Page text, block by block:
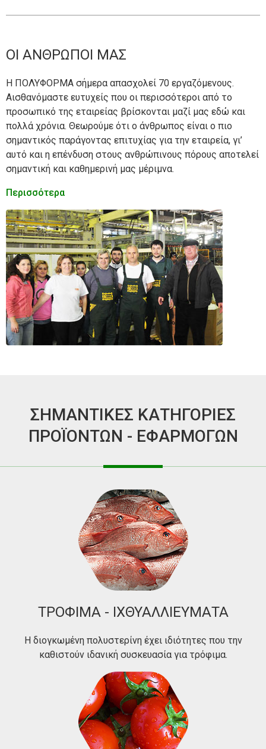
ΟΙ ΑΝΘΡΩΠΟΙ ΜΑΣ
Η ΠΟΛΥΦΟΡΜΑ σήμερα απασχολεί 70 εργαζόμενους.
Αισθανόμαστε ευτυχείς που οι περισσότεροι από το
προσωπικό της εταιρείας βρίσκονται μαζί μας εδώ και
πολλά χρόνια. Θεωρούμε ότι ο άνθρωπος είναι ο πιο
σημαντικός παράγοντας επιτυχίας για την εταιρεία, γι’
αυτό και η επένδυση στους ανθρώπινους πόρους αποτελεί
σημαντική και καθημερινή μας μέριμνα.
Περισσότερα
ΣΗΜΑΝΤΙΚΕΣ ΚΑΤΗΓΟΡΙΕΣ
ΠΡΟΪΟΝΤΩΝ - ΕΦΑΡΜΟΓΩΝ
ΤΡΟΦΙΜΑ - ΙΧΘΥΑΛΛΙΕΥΜΑΤΑ
Η διογκωμένη πολυστερίνη έχει ιδιότητες που την
καθιστούν ιδανική συσκευασία για τρόφιμα.